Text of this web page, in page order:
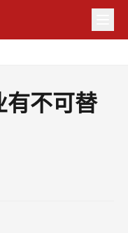
有不可替